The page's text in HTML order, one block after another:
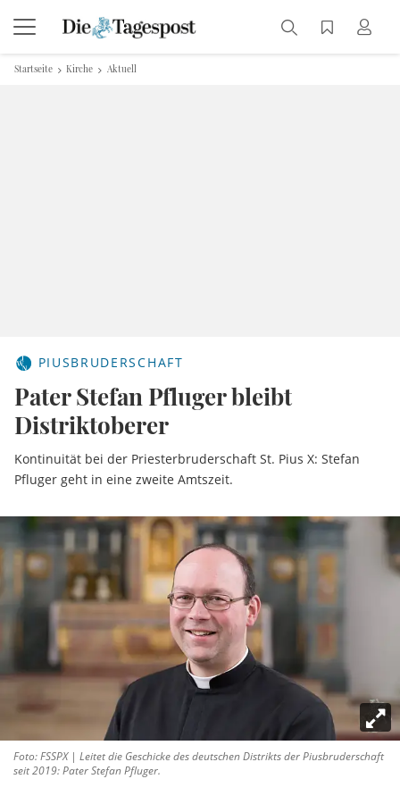
Startseite Kirche Aktuell
PIUSBRUDERSCHAFT
Pater Stefan Pfluger bleibt
Distriktoberer
Kontinuität bei der Priesterbruderschaft St. Pius X: Stefan
Pfluger geht in eine zweite Amtszeit.
Foto: FSSPX | Leitet die Geschicke des deutschen Distrikts der Piusbruderschaft
seit 2019: Pater Stefan Pfluger.